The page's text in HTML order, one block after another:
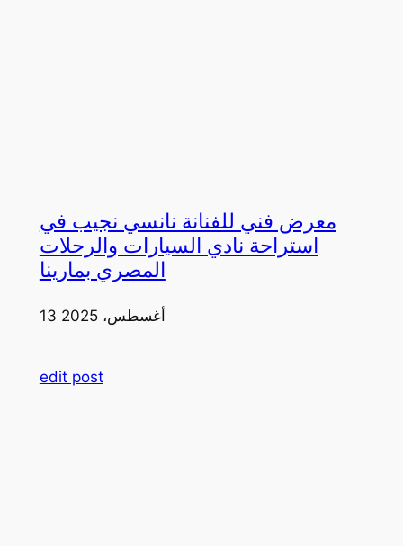
معرض فني للفنانة نانسي نجيب في
استراحة نادي السيارات والرحلات
المصري بمارينا
13 أغسطس، 2025
edit post